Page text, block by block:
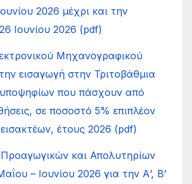
2026 μέχρι και την
Ιουνίου 2026 (pdf)
Μηχανογραφικού
εισαγωγή στην Τριτοβάθμια
που πάσχουν από
σε ποσοστό 5% επιπλέον
έτους 2026 (pdf)
και Απολυτηρίων
– Ιουνίου 2026 για την Α’, Β’